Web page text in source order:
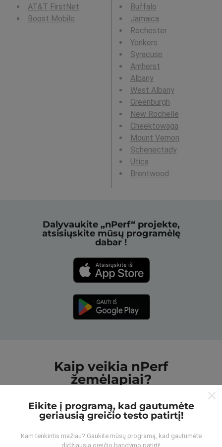
AT&T FirstNet
Boost Mobile
Buffalo
Jamaica
Rochester
Yonkers
Syracuse
Amherst
Albany
West Albany
Greenburgh
New Rochelle
Cheektowaga
Mount Vernon
Schenectady
Utica
Brentwood
Dalyvaukite „nPerf“ projekte,
atsisiųskite mūsų programėlę
dabar !
Kaip veikia nPerf
žemėlapiai?
Eikite į programą, kad gautumėte
geriausią greičio testo patirtį!
Kam tenkintis mažiau? Gaukite mūsų programą, kad gautumėte
didžiausią greičio bandymo patirtį!